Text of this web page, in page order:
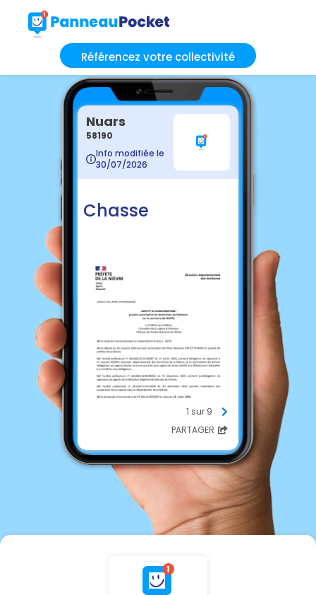
Référencez votre collectivité
Nuars
58190
Info modifiée le
30/07/2026
Chasse
1 sur 9
PARTAGER